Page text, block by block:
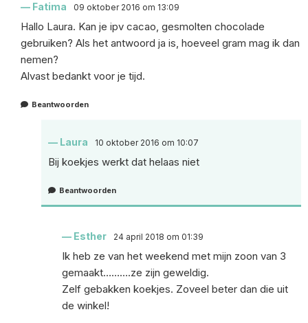
Fatima 09 oktober 2016 om 13:09
Hallo Laura. Kan je ipv cacao, gesmolten chocolade
gebruiken? Als het antwoord ja is, hoeveel gram mag ik dan
nemen?
Alvast bedankt voor je tijd.
Beantwoorden
Laura 10 oktober 2016 om 10:07
Bij koekjes werkt dat helaas niet
Beantwoorden
Esther 24 april 2018 om 01:39
Ik heb ze van het weekend met mijn zoon van 3
gemaakt……….ze zijn geweldig.
Zelf gebakken koekjes. Zoveel beter dan die uit
de winkel!